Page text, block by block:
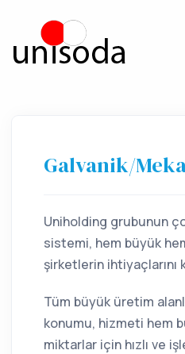
Galvanik/
Uniholding grubunun
sistemi, hem büyük
şirketlerin ihtiyaçlarını
Tüm büyük üretim
konumu, hizmeti hem
miktarlar için hızlı ve